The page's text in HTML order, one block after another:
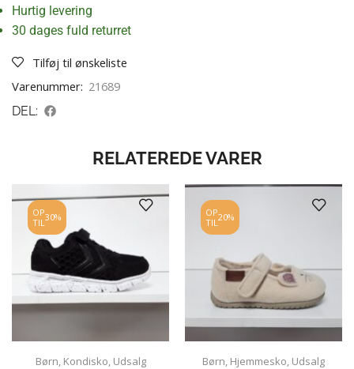
Hurtig levering
30 dages fuld returret
Tilføj til ønskeliste
Varenummer: 21689
DEL:
RELATEREDE VARER
OP
TIL 30%
Børn Kondisko Udsalg
OP
TIL 20%
Børn Hjemmesko Udsalg